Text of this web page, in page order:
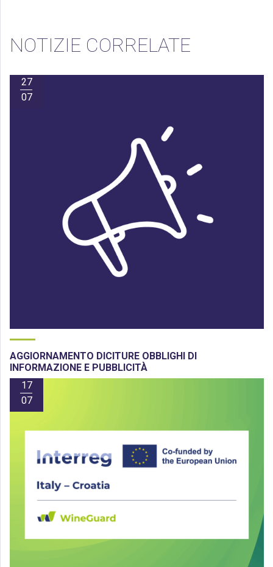
NOTIZIE CORRELATE
27
07
AGGIORNAMENTO DICITURE OBBLIGHI DI
INFORMAZIONE E PUBBLICITÀ
17
07